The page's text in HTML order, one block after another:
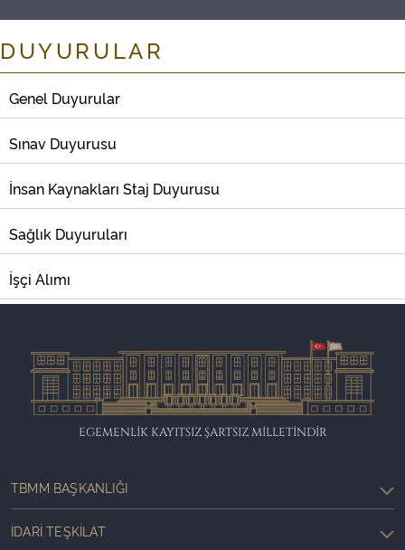
DUYURULAR
Genel Duyurular
Sınav Duyurusu
İnsan Kaynakları Staj Duyurusu
Sağlık Duyuruları
İşçi Alımı
EGEMENLİK KAYITSIZ ŞARTSIZ MİLLETİNDİR
TBMM BAŞKANLIĞI
İDARI TEŞKILAT